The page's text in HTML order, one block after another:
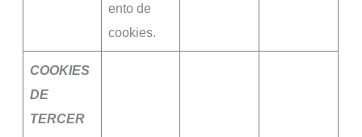
ento de
cookies.
COOKIES
DE
TERCER